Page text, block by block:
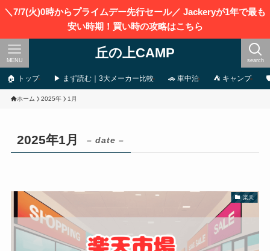
＼7/7(火)0時からプライムデー先行セール／ Jackeryが1年で最も
安い時期！買い時の攻略はこちら
丘の上CAMP search
MENU
🏠 トップ ▶ まず読む｜3大メーカー比較 🚗 車中泊 ⛺ キャンプ
ホーム 2025年 1月
2025年1月 – date –
楽天